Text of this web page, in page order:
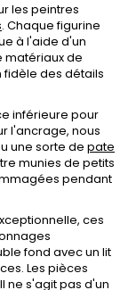
les peintres
. Chaque figurine
à l'aide d'un
matériaux de
des détails
inférieure pour
l'ancrage, nous
une sorte de pate
munies de petits
pendant
ces
fond avec un lit
Les pièces
ne s'agit pas d'un